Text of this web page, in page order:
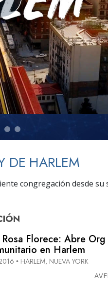
DE HARLEM
congregación desde su
Florece: Abre
en Harlem
• HARLEM, NUEVA YORK